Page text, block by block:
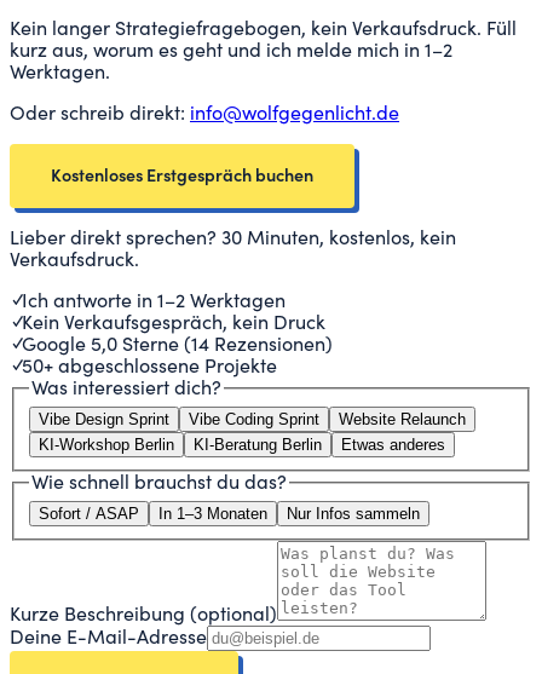
Start
Projekte
Blog
Leistungen6 Angebote
Kein langer Strategiefragebogen, kein Verkaufsdruck. Füll
kurz aus, worum es geht und ich melde mich in 1–2
Werktagen.
Oder schreib direkt: info@wolfgegenlicht.de
Kostenloses Erstgespräch buchen
Lieber direkt sprechen? 30 Minuten, kostenlos, kein
Verkaufsdruck.
✓Ich antworte in 1–2 Werktagen
✓Kein Verkaufsgespräch, kein Druck
✓Google 5,0 Sterne (14 Rezensionen)
✓50+ abgeschlossene Projekte
Was interessiert dich?
Vibe Design Sprint Vibe Coding Sprint
Website Relaunch
KI-Workshop Berlin
KI-Beratung Berlin Etwas anderes
Wie schnell brauchst du das?
Sofort / ASAP In 1–3 Monaten Nur Infos sammeln
Kurze Beschreibung (optional)
Deine E-Mail-Adresse